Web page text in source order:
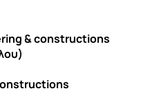
& constructions